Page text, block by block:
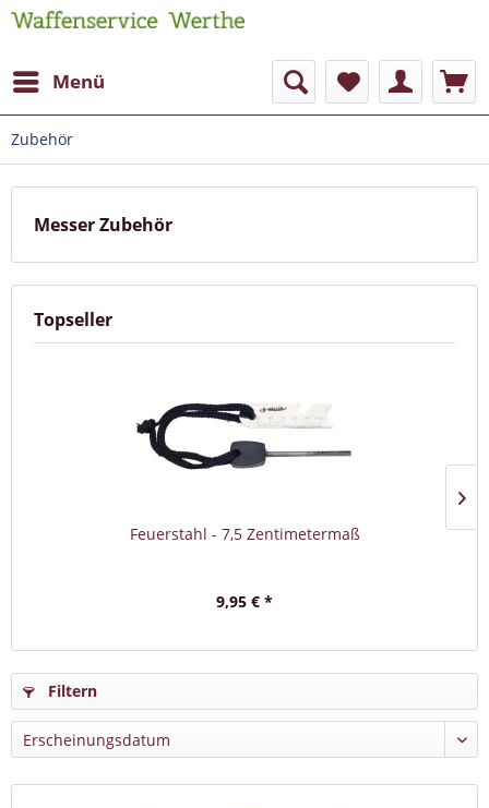
Menü
Zubehör
Messer Zubehör
Topseller
Feuerstahl - 7,5 Zentimetermaß
9,95 € *
Filtern